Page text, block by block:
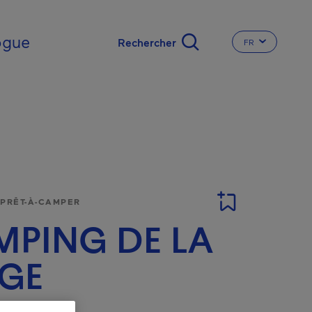
CHANGER
FR
À-CAMPER
DE LA